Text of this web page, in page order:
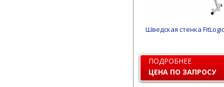
Шведская стенка
ПОДРОБНЕЕ
ЦЕНА ПО ЗАПРОСУ